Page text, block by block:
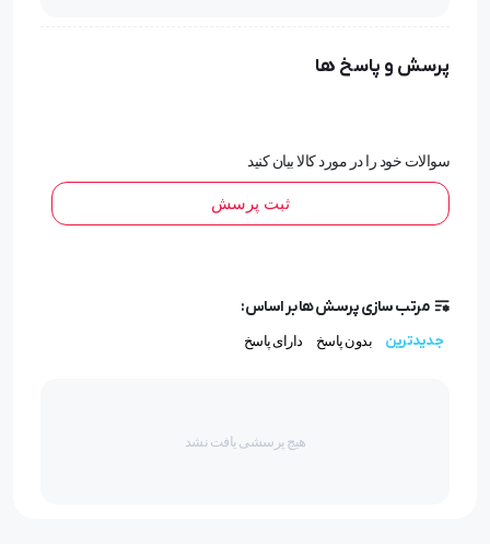
پرسش و پاسخ ها
سوالات خود را در مورد کالا بیان کنید
ثبت پرسش
مرتب سازی پرسش ها بر اساس:
جدیدترین بدون پاسخ دارای پاسخ
هیچ پرسشی یافت نشد